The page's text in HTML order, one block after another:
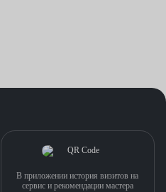
В приложении история визитов на
сервис и рекомендации мастера